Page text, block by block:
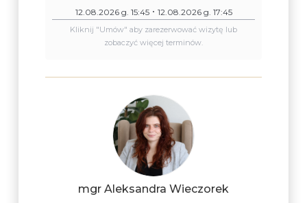
12.08.2026 g. 15:45
12.08.2026 g. 17:45
Kliknij "Umów" aby zarezerwować wizytę lub
zobaczyć więcej terminów.
mgr Aleksandra Wieczorek